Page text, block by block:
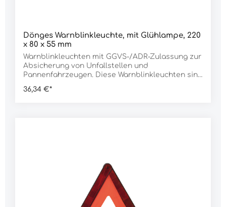
Dönges Warnblinkleuchte, mit Glühlampe, 220
x 80 x 55 mm
Warnblinkleuchten mit GGVS-/ADR-Zulassung zur
Absicherung von Unfallstellen und
Pannenfahrzeugen. Diese Warnblinkleuchten sind
mehr als 2.8 t zulässigem Gesamtgewicht
hellBetrieb mit fünf D-ZellenBlink- oder
Dauerlicht möglichLieferumfang:1 Stück
Warnblinkleuchte ohne
BatterienDaten:Ausführung: mit Glühlampe
Abmessung L x B x H: 220 x 80 x 55 mmGewicht:
36,34 €*